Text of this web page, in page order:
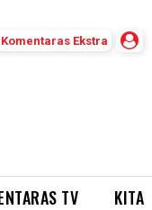
Ekstra
TV KITA